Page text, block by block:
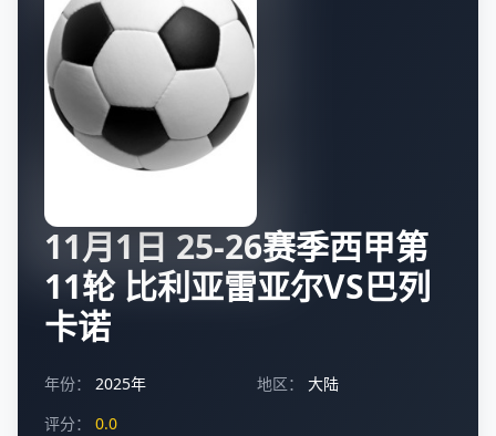
11月1日 25-26赛季西甲第
11轮 比利亚雷亚尔VS巴列
卡诺
年份： 2025年 地区：
大陆
评分：
0.0